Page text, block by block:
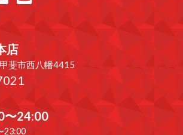
店
斐市西八幡4415
〜24:00
23:00